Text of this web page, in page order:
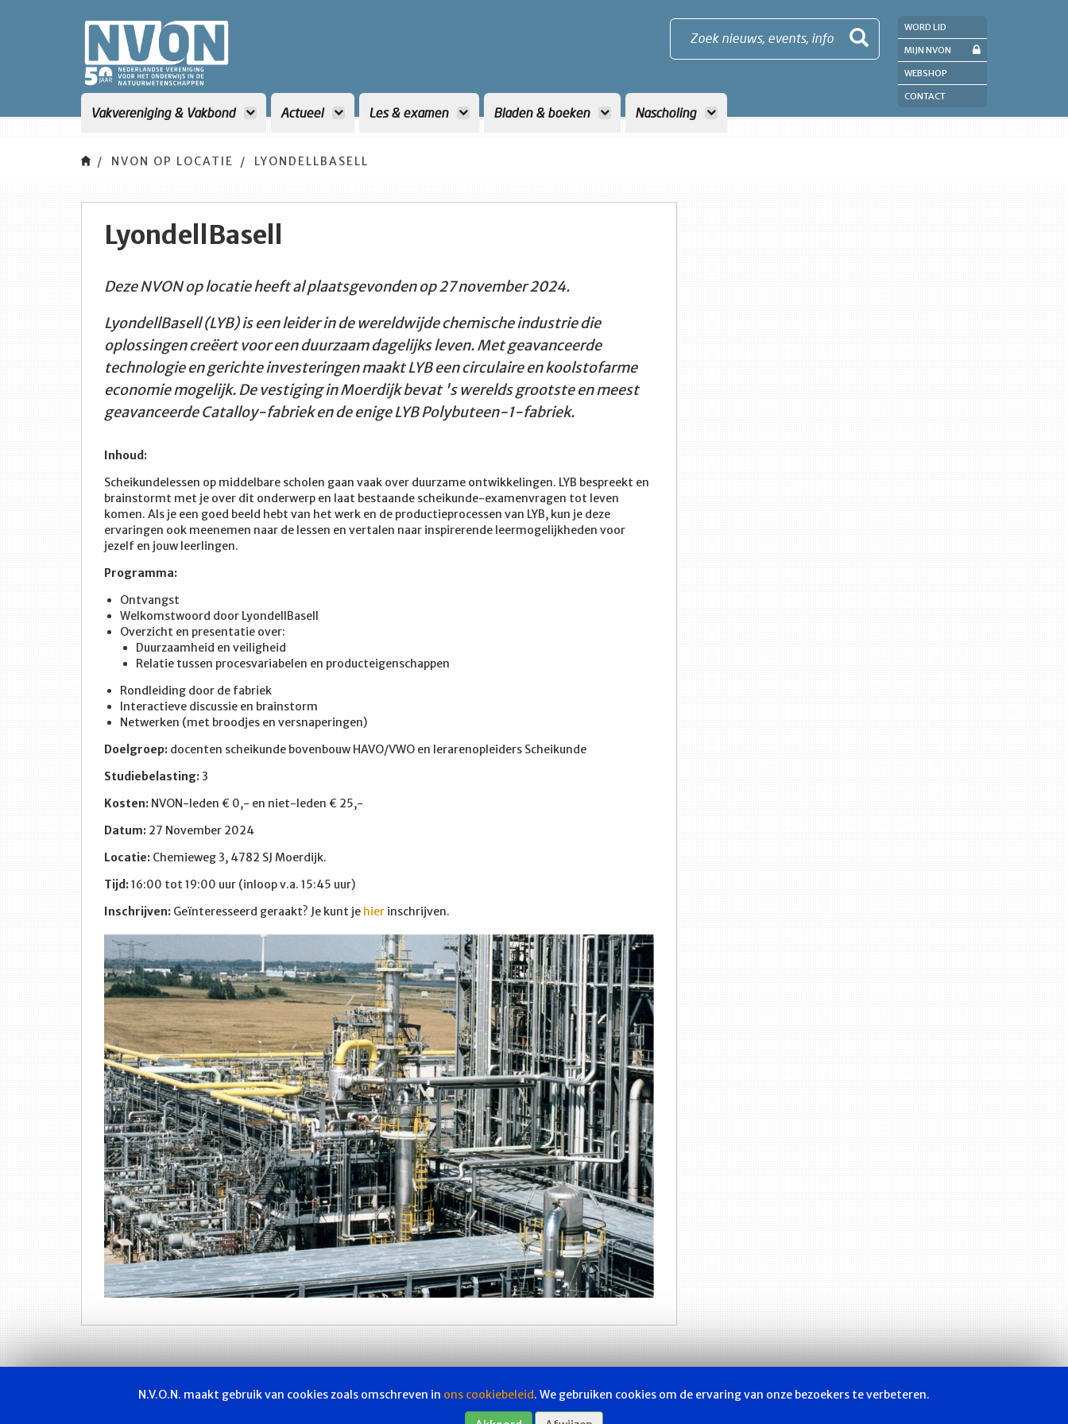
Zoek nieuws, events, info
Vakvereniging & Vakbond Actueel Les & examen Bladen & boeken Nascholing
WORD LID
MIJN NVON
WEBSHOP
CONTACT
NVON OP LOCATIE LYONDELLBASELL
LyondellBasell
Deze NVON op locatie heeft al plaatsgevonden op 27 november 2024.
LyondellBasell (LYB) is een leider in de wereldwijde chemische industrie die
oplossingen creëert voor een duurzaam dagelijks leven. Met geavanceerde
technologie en gerichte investeringen maakt LYB een circulaire en koolstofarme
economie mogelijk. De vestiging in Moerdijk bevat 's werelds grootste en meest
geavanceerde Catalloy-fabriek en de enige LYB Polybuteen-1-fabriek.
Inhoud:
Scheikundelessen op middelbare scholen gaan vaak over duurzame ontwikkelingen. LYB bespreekt en
brainstormt met je over dit onderwerp en laat bestaande scheikunde-examenvragen tot leven
komen. Als je een goed beeld hebt van het werk en de productieprocessen van LYB, kun je deze
ervaringen ook meenemen naar de lessen en vertalen naar inspirerende leermogelijkheden voor
jezelf en jouw leerlingen.
Programma:
Ontvangst
Welkomstwoord door LyondellBasell
Overzicht en presentatie over:
Duurzaamheid en veiligheid
Relatie tussen procesvariabelen en producteigenschappen
Rondleiding door de fabriek
Interactieve discussie en brainstorm
Netwerken (met broodjes en versnaperingen)
Doelgroep: docenten scheikunde bovenbouw HAVO/VWO en lerarenopleiders Scheikunde
Studiebelasting: 3
Kosten: NVON-leden € 0,- en niet-leden € 25,-
Datum: 27 November 2024
Locatie: Chemieweg 3, 4782 SJ Moerdijk.
Tijd:16:00 tot 19:00 uur (inloop v.a. 15:45 uur)
Inschrijven: Geïnteresseerd geraakt? Je kunt je hier inschrijven.
N.V.O.N. maakt gebruik van cookies zoals omschreven in ons cookiebeleid. We gebruiken cookies om de ervaring van onze bezoekers te verbeteren.